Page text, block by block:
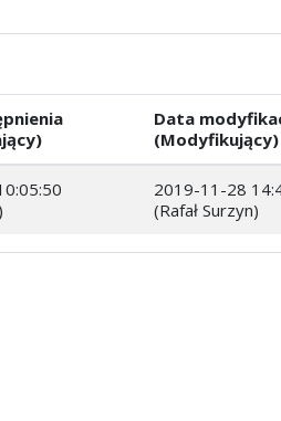
Data
(Modyfikujący)
2019-11-28
(Rafał Surzyn)